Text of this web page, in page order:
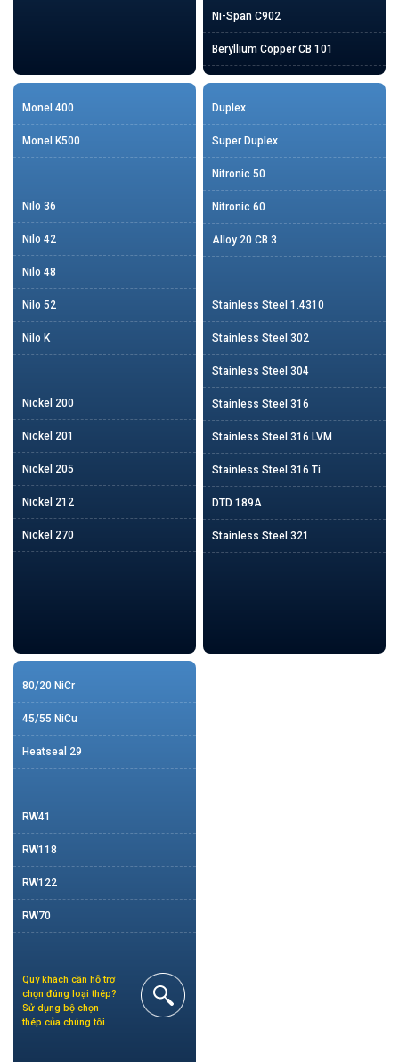
Ni-Span C902
Beryllium Copper CB 101
Monel 400
Monel K500
Nilo 36
Nilo 42
Nilo 48
Nilo 52
Nilo K
Nickel 200
Nickel 201
Nickel 205
Nickel 212
Nickel 270
Duplex
Super Duplex
Nitronic 50
Nitronic 60
Alloy 20 CB 3
Stainless Steel 1.4310
Stainless Steel 302
Stainless Steel 304
Stainless Steel 316
Stainless Steel 316 LVM
Stainless Steel 316 Ti
DTD 189A
Stainless Steel 321
80/20 NiCr
45/55 NiCu
Heatseal 29
RW41
RW118
RW122
RW70
Quý khách cần hỗ trợ
chọn đúng loại thép?
Sử dụng bộ chọn
thép của chúng tôi…